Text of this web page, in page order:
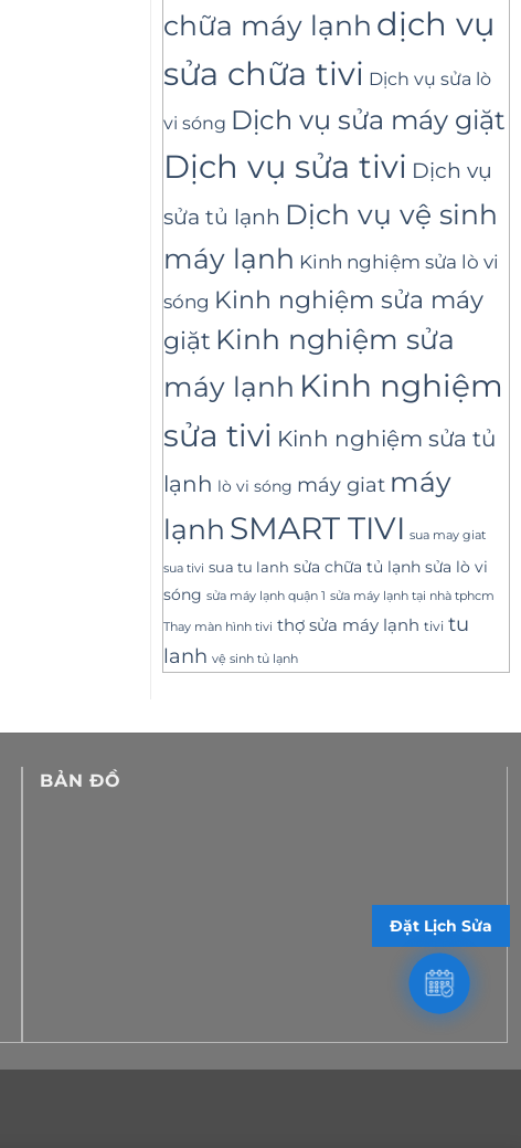
chữa máy lạnh dịch vụ
sửa chữa tivi Dịch vụ sửa lò
vi sóng Dịch vụ sửa máy giặt
Dịch vụ sửa tivi Dịch vụ
sửa tủ lạnh Dịch vụ vệ sinh
máy lạnh Kinh nghiệm sửa lò vi
sóng Kinh nghiệm sửa máy
giặt Kinh nghiệm sửa
máy lạnh Kinh nghiệm
sửa tivi Kinh nghiệm sửa tủ
lạnh lò vi sóng máy giat máy
lạnh SMART TIVI sua may giat
sua tivi sua tu lanh sửa chữa tủ lạnh sửa lò vi
sóng sửa máy lạnh quận 1 sửa máy lạnh tại nhà tphcm
Thay màn hình tivi thợ sửa máy lạnh tivi tu
lanh vệ sinh tủ lạnh
BẢN ĐỒ
Đặt Lịch Sửa